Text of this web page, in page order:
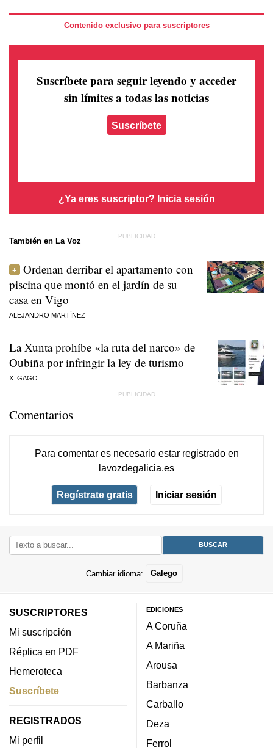
Contenido exclusivo para suscriptores
Suscríbete para seguir leyendo y acceder
sin límites a todas las noticias
Suscríbete
¿Ya eres suscriptor? Inicia sesión
También en La Voz
Ordenan derribar el apartamento con
piscina que montó en el jardín de su
casa en Vigo
ALEJANDRO MARTÍNEZ
La Xunta prohíbe «la ruta del narco» de
Oubiña por infringir la ley de turismo
X. GAGO
Comentarios
Para comentar es necesario estar registradoen
lavozdegalicia.es
Regístrate gratis Iniciar sesión
Cambiar idioma: Galego
SUSCRIPTORES
Mi suscripción
Réplica en PDF
Hemeroteca
Suscríbete
REGISTRADOS
Mi perfil
EDICIONES
A Coruña
A Mariña
Arousa
Barbanza
Carballo
Deza
Ferrol